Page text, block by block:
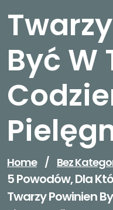
Być W
Home / Bez
5 Powodów, Dla
Twarzy Powinien